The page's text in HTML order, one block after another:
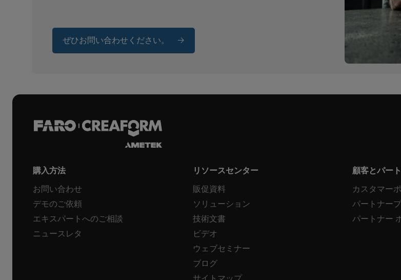
ぜひお問い合わせください。
購入方法
お問い合わせ
デモのご依頼
エキスパートへのご相談
ニュースレタ
リソースセンター
販促資料
ソリューション
技術文書
ビデオ
ウェブセミナー
ブログ
顧客とパー
カスタマー
パートナー
パートナー